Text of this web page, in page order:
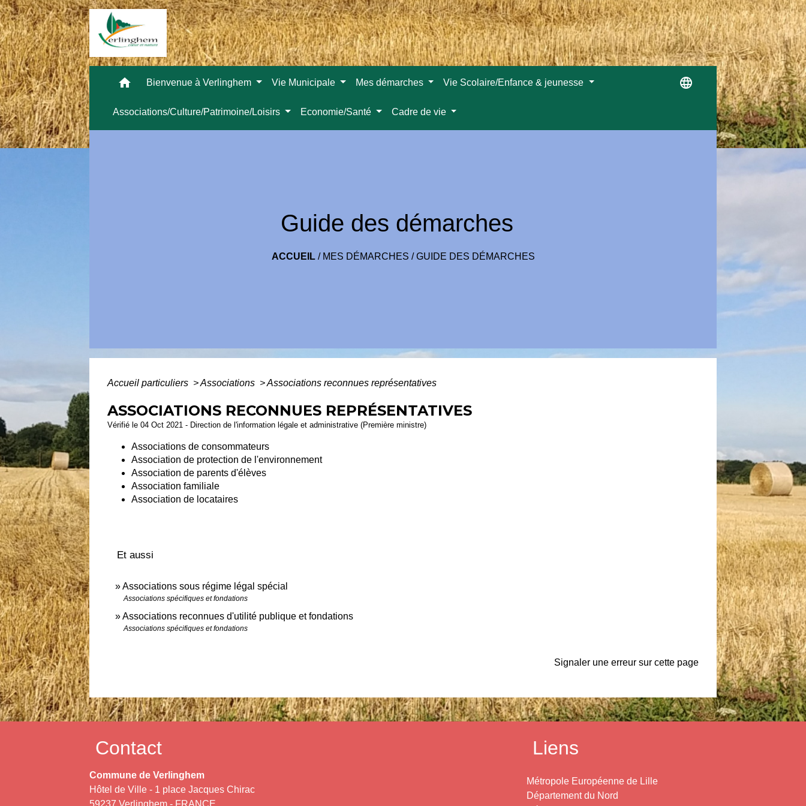
home Bienvenue à Verlinghem Vie Municipale Mes démarches Vie Scolaire/Enfance & jeunesse
Associations/Culture/Patrimoine/Loisirs Economie/Santé Cadre de vie
language
Guide des démarches
ACCUEIL/ MES DÉMARCHES /GUIDE DES DÉMARCHES
Accueil particuliers > Associations > Associations reconnues représentatives
ASSOCIATIONS RECONNUES REPRÉSENTATIVES
Vérifié le 04 Oct 2021 - Direction de l'information légale et administrative (Première ministre)
Associations de consommateurs
Association de protection de l'environnement
Association de parents d'élèves
Association familiale
Association de locataires
Et aussi
Associations sous régime légal spécial
Associations spécifiques et fondations
Associations reconnues d'utilité publique et fondations
Associations spécifiques et fondations
Signaler une erreur sur cette page
Contact
Commune de Verlinghem
Hôtel de Ville - 1 place Jacques Chirac
59237 Verlinghem - FRANCE
Liens
Métropole Européenne de Lille
Département du Nord